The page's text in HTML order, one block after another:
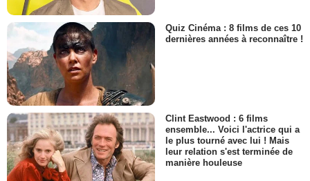
Quiz Cinéma : 8 films de ces 10
dernières années à reconnaître !
Clint Eastwood : 6 films
ensemble... Voici l'actrice qui a
le plus tourné avec lui ! Mais
leur relation s'est terminée de
manière houleuse